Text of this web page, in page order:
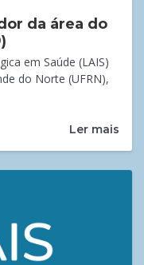
da área do
em Saúde (LAIS)
do Norte (UFRN),
Ler mais